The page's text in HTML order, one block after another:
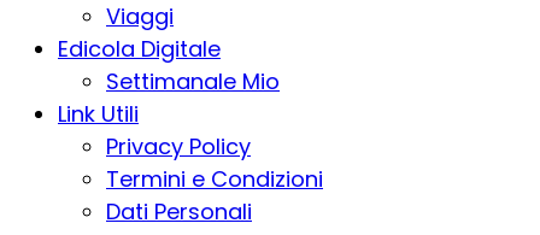
Viaggi
Edicola Digitale
Settimanale Mio
Link Utili
Privacy Policy
Termini e Condizioni
Dati Personali